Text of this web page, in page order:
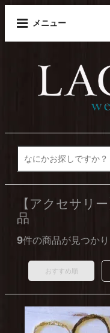
メニュー
【アクセサリ
品
9件の商品が見つか
おすすめ順